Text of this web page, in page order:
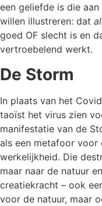
een geliefde is die
willen illustreren: dat
goed OF slecht is en
vertroebelend werkt.
De Storm
In plaats van het
taoïst het virus zien
manifestatie van de
als een metafoor
werkelijkheid. Die
maar naar de natuur
creatiekracht – ook
voor de natuur, maar